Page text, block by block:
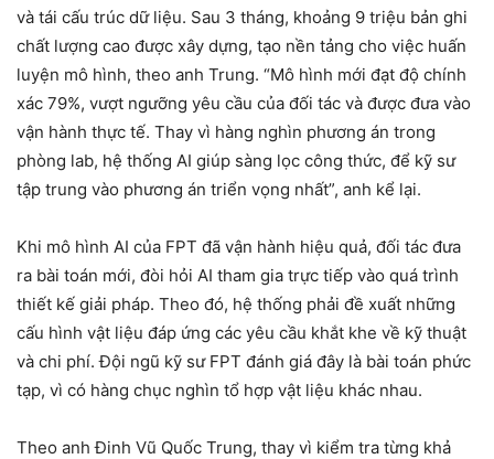
và tái cấu trúc dữ liệu. Sau 3 tháng, khoảng 9 triệu bản ghi
chất lượng cao được xây dựng, tạo nền tảng cho việc huấn
luyện mô hình, theo anh Trung. “Mô hình mới đạt độ chính
xác 79%, vượt ngưỡng yêu cầu của đối tác và được đưa vào
vận hành thực tế. Thay vì hàng nghìn phương án trong
phòng lab, hệ thống AI giúp sàng lọc công thức, để kỹ sư
tập trung vào phương án triển vọng nhất”, anh kể lại.
Khi mô hình AI của FPT đã vận hành hiệu quả, đối tác đưa
ra bài toán mới, đòi hỏi AI tham gia trực tiếp vào quá trình
thiết kế giải pháp. Theo đó, hệ thống phải đề xuất những
cấu hình vật liệu đáp ứng các yêu cầu khắt khe về kỹ thuật
và chi phí. Đội ngũ kỹ sư FPT đánh giá đây là bài toán phức
tạp, vì có hàng chục nghìn tổ hợp vật liệu khác nhau.
Theo anh Đinh Vũ Quốc Trung, thay vì kiểm tra từng khả